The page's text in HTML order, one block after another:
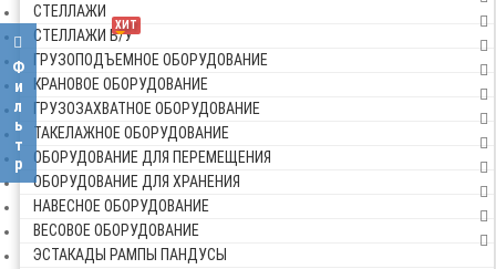
СТЕЛЛАЖИ
ХИТ
СТЕЛЛАЖИ Б/У
ГРУЗОПОДЪЕМНОЕ ОБОРУДОВАНИЕ
КРАНОВОЕ ОБОРУДОВАНИЕ
ГРУЗОЗАХВАТНОЕ ОБОРУДОВАНИЕ
ТАКЕЛАЖНОЕ ОБОРУДОВАНИЕ
ОБОРУДОВАНИЕ ДЛЯ ПЕРЕМЕЩЕНИЯ
ОБОРУДОВАНИЕ ДЛЯ ХРАНЕНИЯ
НАВЕСНОЕ ОБОРУДОВАНИЕ
ВЕСОВОЕ ОБОРУДОВАНИЕ
ЭСТАКАДЫ РАМПЫ ПАНДУСЫ
Фильтр